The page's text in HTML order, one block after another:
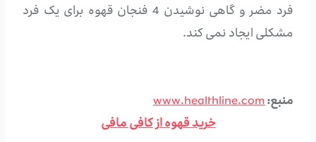
فرد مضر و گاهی نوشیدن 4 فنجان قهوه برای یک فرد
مشکلی ایجاد نمی کند.
منبع:www.healthline.com
خرید قهوه از کافی مافی